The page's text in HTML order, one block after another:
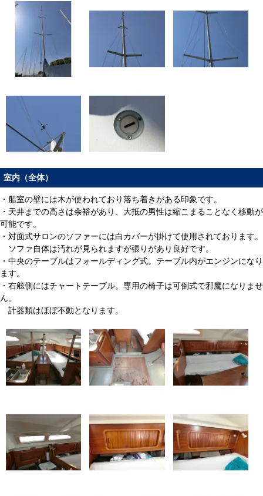
室内（全体）
・船室の壁には木が使われており落ち着きがある印象です。
・天井までの高さは余裕があり、大抵の男性は縮こまることなく移動が
可能です。
・対面式サロンのソファーには白カバーが掛けて使用されております。
ソファ自体は汚れが見られますが張りがあり良好です。
・中央のテーブルはフォールディング式。テーブル内がエンジンになり
ます。
・右舷側にはチャートテーブル。専用の椅子は可倒式で邪魔になりませ
ん。
計器類はほぼ不動となります。